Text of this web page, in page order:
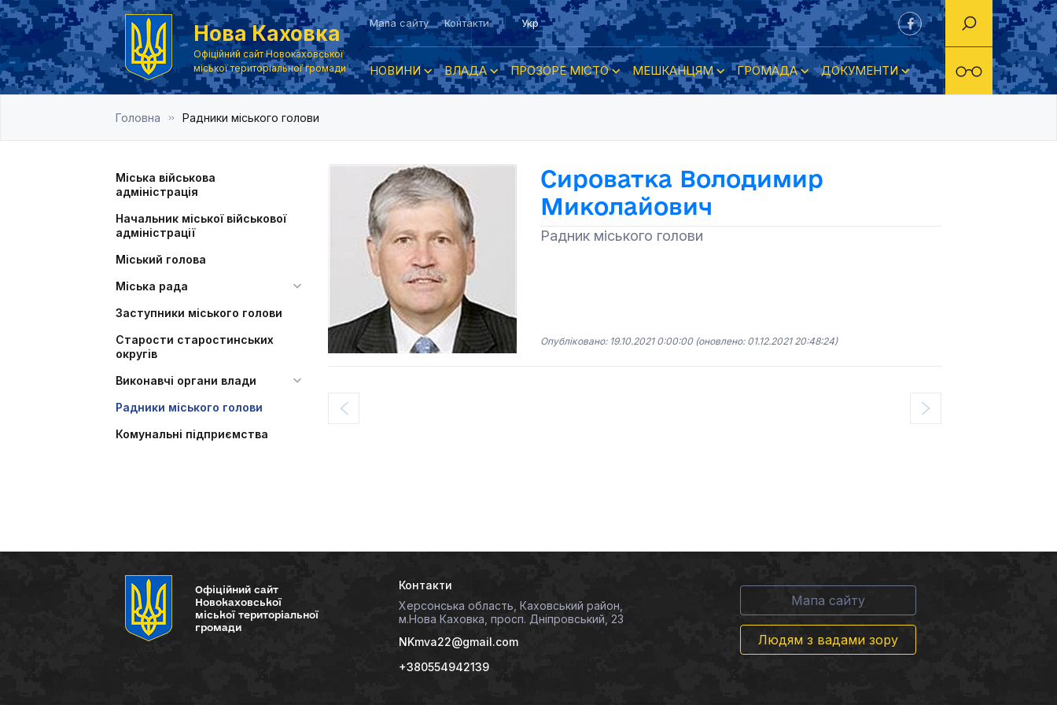
Нова Каховка
Офіційний сайт Новокаховської
міської територіальної громади
Мапа сайту Контакти Укр
НОВИНИ ВЛАДА ПРОЗОРЕ МІСТО МЕШКАНЦЯМ ГРОМАДА ДОКУМЕНТИ
Головна Радники міського голови
Міська військова
адміністрація
Начальник міської військової
адміністрації
Міський голова
Міська рада
Заступники міського голови
Старости старостинських
округів
Виконавчі органи влади
Радники міського голови
Комунальні підприємства
Сироватка Володимир
Миколайович
Радник міського голови
Опубліковано: 19.10.2021 0:00:00 (оновлено: 01.12.2021 20:48:24)
Офіційний сайт
Новокаховської
міської територіальної
громади
Контакти
Херсонська область, Каховський район,
м.Нова Каховка, просп. Дніпровський, 23
NKmva22@gmail.com
+380554942139
Мапа сайту
Людям з вадами зору